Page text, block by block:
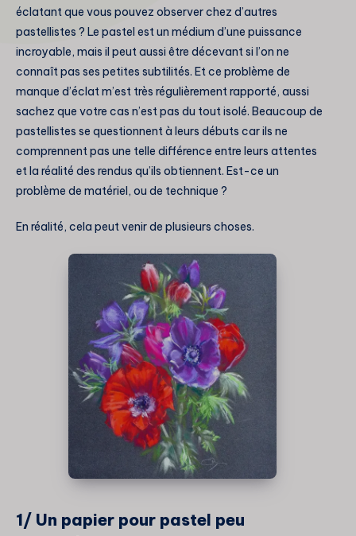
éclatant que vous pouvez observer chez d’autres
pastellistes ? Le pastel est un médium d’une puissance
incroyable, mais il peut aussi être décevant si l’on ne
connaît pas ses petites subtilités. Et ce problème de
manque d’éclat m’est très régulièrement rapporté, aussi
sachez que votre cas n’est pas du tout isolé. Beaucoup de
pastellistes se questionnent à leurs débuts car ils ne
comprennent pas une telle différence entre leurs attentes
et la réalité des rendus qu’ils obtiennent. Est-ce un
problème de matériel, ou de technique ?
En réalité, cela peut venir de plusieurs choses.
1/ Un papier pour pastel peu